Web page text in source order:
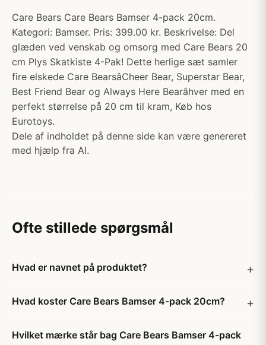
Care Bears Care Bears Bamser 4-pack 20cm.
Kategori: Bamser. Pris: 399.00 kr. Beskrivelse: Del
glæden ved venskab og omsorg med Care Bears 20
cm Plys Skatkiste 4-Pak! Dette herlige sæt samler
fire elskede Care BearsâCheer Bear, Superstar Bear,
Best Friend Bear og Always Here Bearâhver med en
perfekt størrelse på 20 cm til kram, Køb hos
Eurotoys.
Dele af indholdet på denne side kan være genereret
med hjælp fra AI.
Ofte stillede spørgsmål
Hvad er navnet på produktet?
Hvad koster Care Bears Bamser 4-pack 20cm?
Hvilket mærke står bag Care Bears Bamser 4-pack